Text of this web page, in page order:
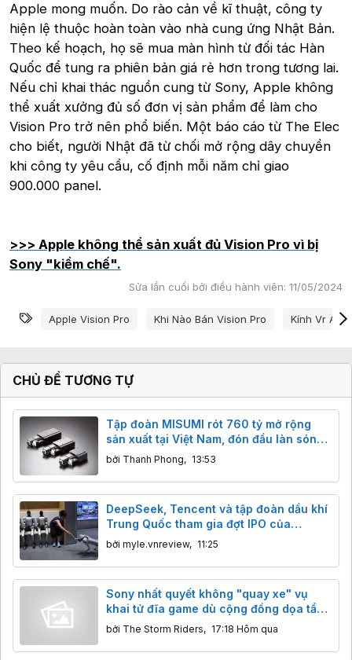
Apple mong muốn. Do rào cản về kĩ thuật, công ty
hiện lệ thuộc hoàn toàn vào nhà cung ứng Nhật Bản.
Theo kế hoạch, họ sẽ mua màn hình từ đối tác Hàn
Quốc để tung ra phiên bản giá rẻ hơn trong tương lai.
Nếu chỉ khai thác nguồn cung từ Sony, Apple không
thể xuất xưởng đủ số đơn vị sản phẩm để làm cho
Vision Pro trở nên phổ biến. Một báo cáo từ The Elec
cho biết, người Nhật đã từ chối mở rộng dây chuyền
khi công ty yêu cầu, cố định mỗi năm chỉ giao
900.000 panel.
>>> Apple không thể sản xuất đủ Vision Pro vì bị
Sony "kiềm chế".
Sửa lần cuối bởi điều hành viên: 11/05/2024
Từ khóa
Apple Vision Pro Khi Nào Bán Vision Pro Kính Vr
CHỦ ĐỀ TƯƠNG TỰ
Tập đoàn MISUMI rót 760 tỷ mở rộng
sản xuất tại Việt Nam, đón đầu làn sóng
AI và robot toàn cầu
bởi Thanh Phong, 13:53
DeepSeek, Tencent và tập đoàn dầu khí
Trung Quốc tham gia đợt IPO của
Unitree
bởi myle.vnreview, 11:25
Sony nhất quyết không "quay xe" vụ
khai tử đĩa game dù cộng đồng dọa tẩy
chay
bởi The Storm Riders, 17:18 Hôm qua